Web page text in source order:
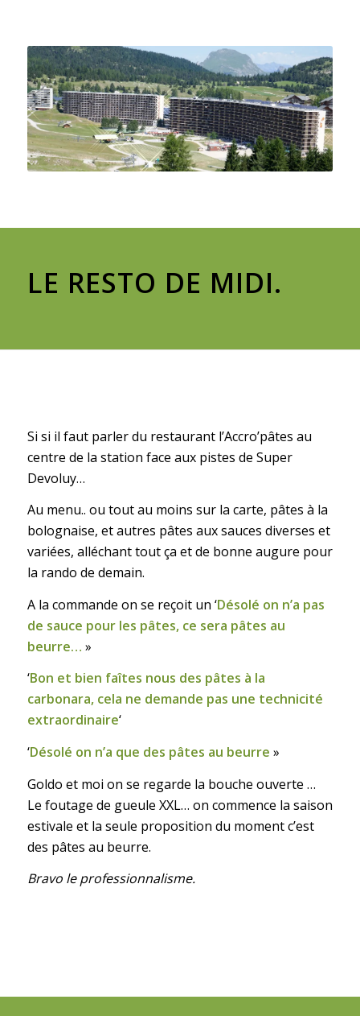
LE RESTO DE MIDI.
Si si il faut parler du restaurant l’Accro’pâtes au
centre de la station face aux pistes de Super
Devoluy…
Au menu.. ou tout au moins sur la carte, pâtes à la
bolognaise, et autres pâtes aux sauces diverses et
variées, alléchant tout ça et de bonne augure pour
la rando de demain.
A la commande on se reçoit un ‘Désolé on n’a pas
de sauce pour les pâtes, ce sera pâtes au
beurre… »
‘Bon et bien faîtes nous des pâtes à la
carbonara, cela ne demande pas une technicité
extraordinaire‘
‘Désolé on n’a que des pâtes au beurre »
Goldo et moi on se regarde la bouche ouverte …
Le foutage de gueule XXL… on commence la saison
estivale et la seule proposition du moment c’est
des pâtes au beurre.
Bravo le professionnalisme.